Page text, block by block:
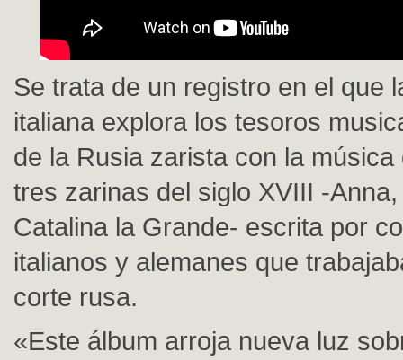
Se trata de un registro en el que
italiana explora los tesoros
de la Rusia zarista con la
tres zarinas del siglo XVIII -
Catalina la Grande- escrita por
italianos y alemanes que
corte rusa.
«Este álbum arroja nueva luz